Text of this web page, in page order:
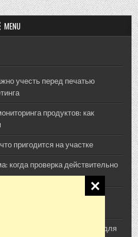
MENU
учесть перед печатью
продуктов: как
пригодится на участке
когда проверка действительно
из чего
как выбрать материал для